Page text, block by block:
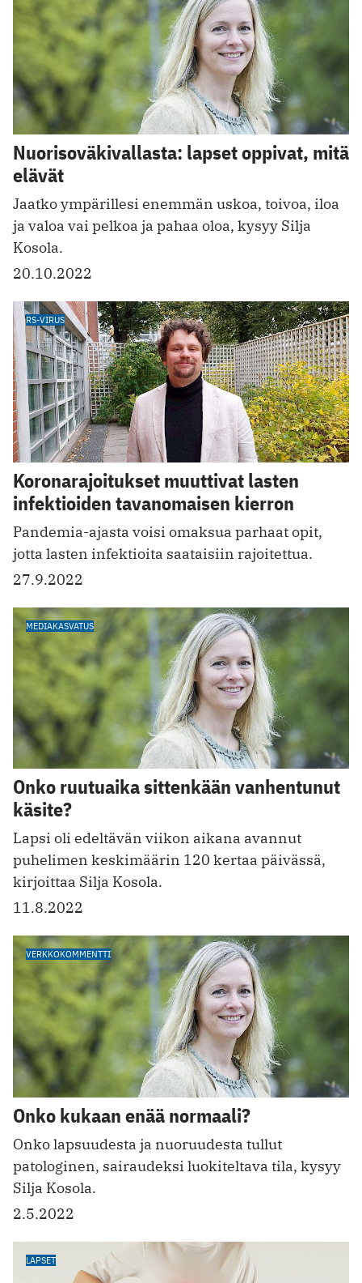
Nuorisoväkivallasta: lapset oppivat, mitä
elävät
Jaatko ympärillesi enemmän uskoa, toivoa, iloa
ja valoa vai pelkoa ja pahaa oloa, kysyy Silja
Kosola.
20.10.2022
RS-VIRUS
Koronarajoitukset muuttivat lasten
infektioiden tavanomaisen kierron
Pandemia-ajasta voisi omaksua parhaat opit,
jotta lasten infektioita saataisiin rajoitettua.
27.9.2022
MEDIAKASVATUS
Onko ruutuaika sittenkään vanhentunut
käsite?
Lapsi oli edeltävän viikon aikana avannut
puhelimen keskimäärin 120 kertaa päivässä,
kirjoittaa Silja Kosola.
11.8.2022
VERKKOKOMMENTTI
Onko kukaan enää normaali?
Onko lapsuudesta ja nuoruudesta tullut
patologinen, sairaudeksi luokiteltava tila, kysyy
Silja Kosola.
2.5.2022
LAPSET